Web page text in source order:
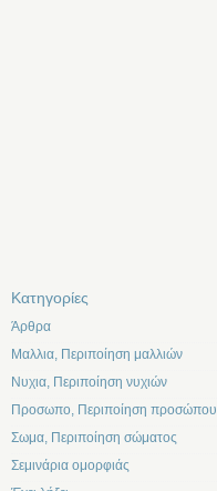
Kατηγορίες
Άρθρα
Μαλλια, Περιποίηση μαλλιών
Νυχια, Περιποίηση νυχιών
Προσωπο, Περιποίηση προσώπου
Σωμα, Περιποίηση σώματος
Σεμινάρια ομορφιάς